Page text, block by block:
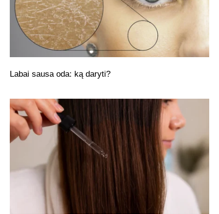
Labai sausa oda: ką daryti?